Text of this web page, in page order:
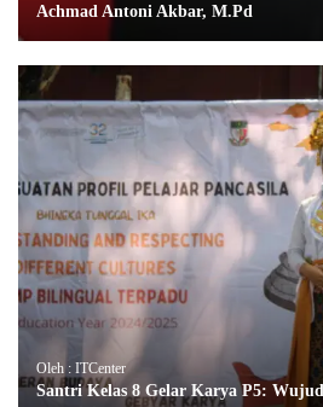
Achmad Antoni Akbar, M.Pd
Oleh : ITCenter
Santri Kelas 8 Gelar Karya P5: